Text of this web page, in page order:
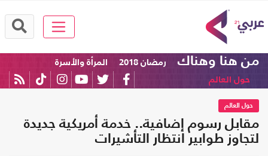
من هنا وهناك رمضان 2018
المرأة والأسرة
حول العالم
حول العالم
مقابل رسوم إضافية.. خدمة أمريكية جديدة
لتجاوز طوابير انتظار التأشيرات